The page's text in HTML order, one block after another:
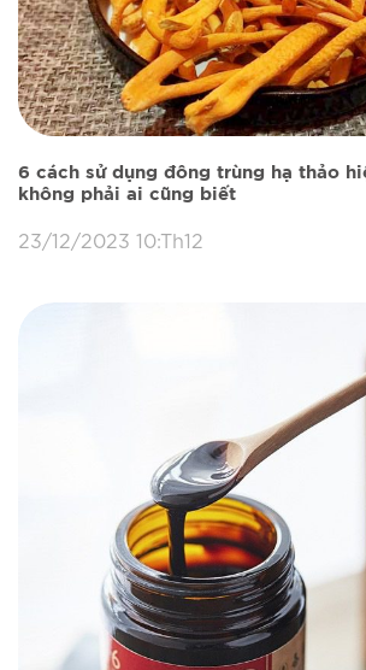
6 cách sử dụng đông trùng hạ thảo
không phải ai cũng biết
23/12/2023 10:Th12